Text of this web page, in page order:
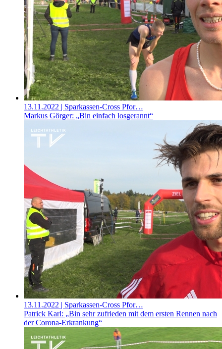
13.11.2022 | Sparkassen-Cross Pfor…
Markus Görger: „Bin einfach losgerannt“
13.11.2022 | Sparkassen-Cross Pfor…
Patrick Karl: „Bin sehr zufrieden mit dem ersten Rennen nach
der Corona-Erkrankung“